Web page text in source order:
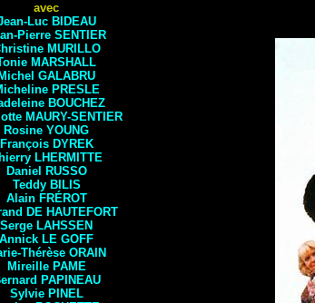
avec
Luc BIDEAU
Pierre SENTIER
MURILLO
MARSHALL
Michel GALABRU
PRESLE
BOUCHEZ
MAURY-SENTIER
Rosine YOUNG
François DYREK
LHERMITTE
Daniel
RUSSO
Teddy BILIS
Alain FRÉROT
DE HAUTEFORT
Serge LAHSSEN
Annick LE GOFF
Thérèse ORAIN
Mireille PAME
PAPINEAU
Sylvie PINEL